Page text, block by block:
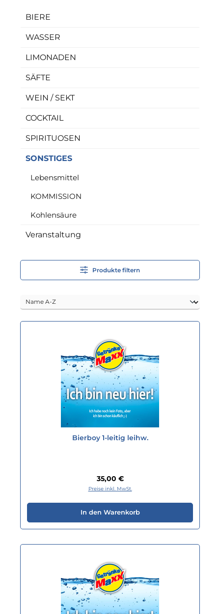
BIERE
WASSER
LIMONADEN
SÄFTE
WEIN / SEKT
COCKTAIL
SPIRITUOSEN
SONSTIGES
Lebensmittel
KOMMISSION
Kohlensäure
Veranstaltung
Produkte filtern
Bierboy 1-leitig leihw.
Regulärer Preis:
35,00 €
Preise inkl. MwSt.
In den Warenkorb